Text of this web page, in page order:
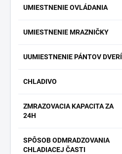
UMIESTNENIE OVLÁDANIA
UMIESTNENIE MRAZNIČKY
UUMIESTNENIE PÁNTOV DVERÍ
CHLADIVO
ZMRAZOVACIA KAPACITA ZA
24H
SPÔSOB ODMRADZOVANIA
CHLADIACEJ ČASTI